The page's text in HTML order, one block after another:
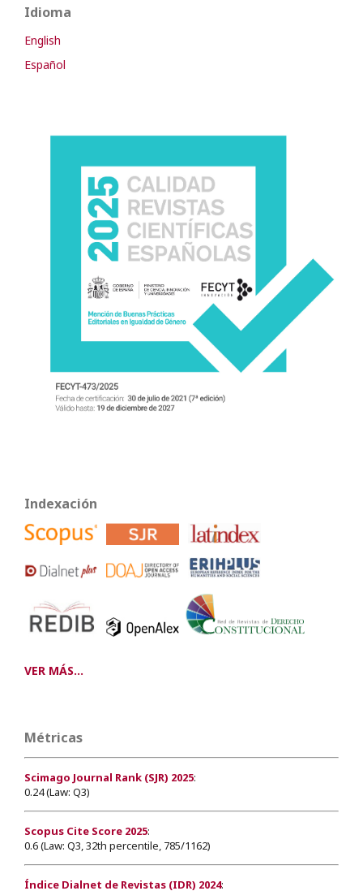
Idioma
English
Español
Indexación
VER MÁS...
Métricas
Scimago Journal Rank (SJR) 2025:
0.24 (Law: Q3)
Scopus Cite Score 2025:
0.6 (Law: Q3, 32th percentile, 785/1162)
Índice Dialnet de Revistas (IDR) 2024: